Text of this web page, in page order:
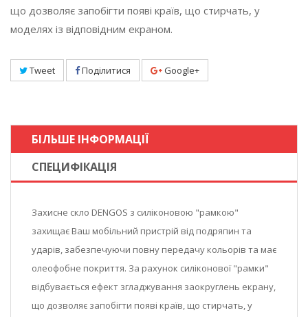
що дозволяє запобігти появі країв, що стирчать, у
моделях із відповідним екраном.
Tweet Поділитися Google+
БІЛЬШЕ ІНФОРМАЦІЇ
СПЕЦИФІКАЦІЯ
Захисне скло DENGOS з силіконовою "рамкою"
захищає Ваш мобільний пристрій від подряпин та
ударів, забезпечуючи повну передачу кольорів та має
олеофобне покриття. За рахунок силіконової "рамки"
відбувається ефект згладжування заокруглень екрану,
що дозволяє запобігти появі країв, що стирчать, у